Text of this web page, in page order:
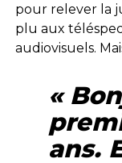
pour relever la
plu aux
audiovisuels.
«
ans.